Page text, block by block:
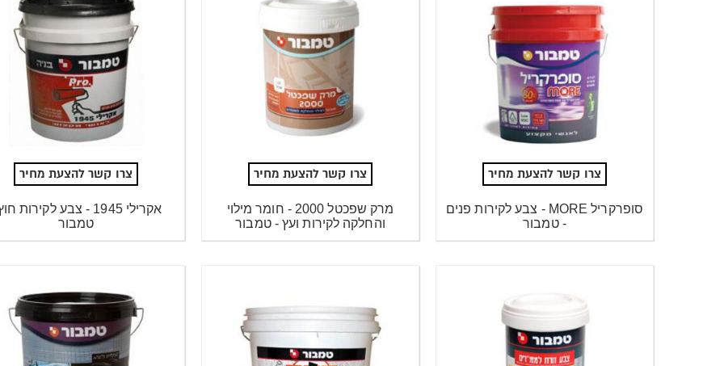
צרו קשר להצעת מחיר
סופרקריל MORE - צבע לקירות פנים
- טמבור
צרו קשר להצעת מחיר
מרק שפכטל 2000 - חומר מילוי
והחלקה לקירות ועץ - טמבור
צרו קשר להצעת מחיר
אקרילי 1945 - צבע לקירות
טמבור